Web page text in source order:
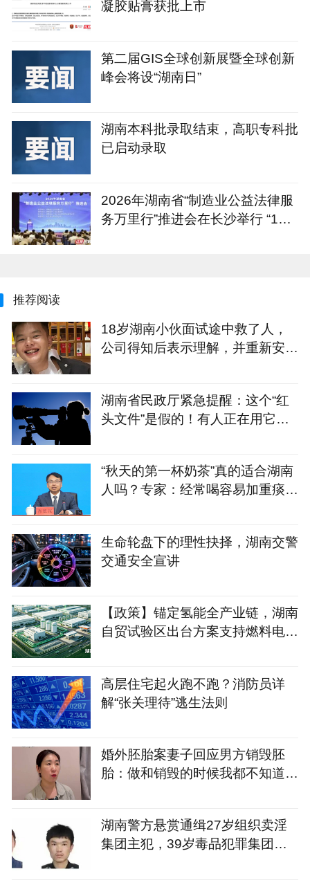
凝胶贴膏获批上市
第二届GIS全球创新展暨全球创新
峰会将设“湖南日”
湖南本科批录取结束，高职专科批
已启动录取
2026年湖南省“制造业公益法律服
务万里行”推进会在长沙举行 “1+4
推荐阅读
18岁湖南小伙面试途中救了人，
公司得知后表示理解，并重新安排
湖南省民政厅紧急提醒：这个“红
头文件”是假的！有人正在用它骗
“秋天的第一杯奶茶”真的适合湖南
人吗？专家：经常喝容易加重痰
生命轮盘下的理性抉择，湖南交警
交通安全宣讲
【政策】锚定氢能全产业链，湖南
自贸试验区出台方案支持燃料电池
高层住宅起火跑不跑？消防员详
解“张关理待”逃生法则
婚外胚胎案妻子回应男方销毁胚
胎：做和销毁的时候我都不知道，
湖南警方悬赏通缉27岁组织卖淫
集团主犯，39岁毒品犯罪集团主